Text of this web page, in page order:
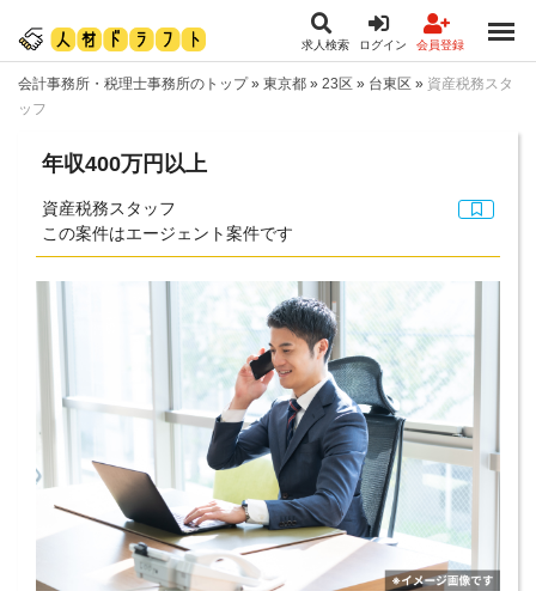
求人検索 ログイン 会員登録
会計事務所・税理士事務所のトップ» 東京都 » 23区 » 台東区 » 資産税務スタ
ッフ
年収400万円以上
資産税務スタッフ
この案件はエージェント案件です